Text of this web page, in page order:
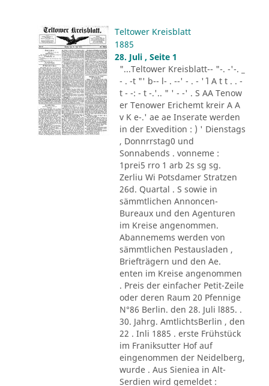
Teltower Kreisblatt
1885
28. Juli , Seite 1
"...Teltower Kreisblatt-- "-. -'-. _
- . -t "' b-- l- . --' - . - '´ l A t t . . -
t - -: - t -.'.. " ' - -' . S AA Tenow
er Tenower Erichemt kreir A A
v K e-.' ae ae Inserate werden
in der Exvedition : ) ' Dienstags
, Donnrrstag0 und
Sonnabends . vonneme :
1prei5 rro 1 arb 2s sg sg.
Zerliu Wi Potsdamer Stratzen
26d. Quartal . S sowie in
sämmtlichen Annoncen-
Bureaux und den Agenturen
im Kreise angenommen.
Abannemems werden von
sämmtlichen Pestausladen ,
Briefträgern und den Ae.
enten im Kreise angenommen
. Preis der einfacher Petit-Zeile
oder deren Raum 20 Pfennige
N°86 Berlin. den 28. Juli l885. .
30. Jahrg. AmtlichtsBerlin , den
22 . Inli 1885 . erste Frühstück
im Franiksutter Hof auf
eingenommen der Neidelberg,
wurde . Aus Sieniea in Alt-
Serdien wird gemeldet :